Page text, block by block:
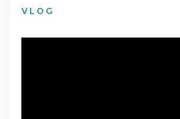
VLOG